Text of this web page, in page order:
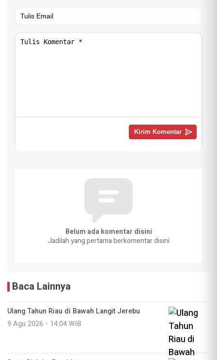
Belum ada komentar disini
Jadilah yang pertama berkomentar disini
Baca Lainnya
Ulang Tahun Riau di Bawah Langit Jerebu
9 Agu 2026 - 14:04 WIB